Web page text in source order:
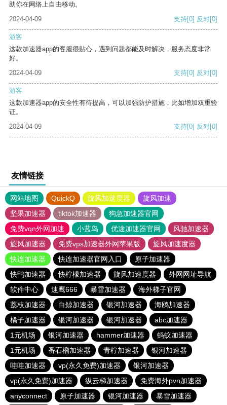
助你在网络上自由移动。
2024-04-09
支持[0] 反对[0]
游客
这款加速器app的客服很贴心，遇到问题都能及时解决，服务态度非常
好。
2024-04-09
支持[0] 反对[0]
游客
这款加速器app的安全性有待提高，可以加强防护措施，比如增加双重验
证。
2024-04-09
支持[0] 反对[0]
友情链接
网站地图 QuickQ 旋风加速度器
旋风加速
坚果加速器
tiktok加速器
狗急加速器官网
免费vqn外网加速
小蓝鸟 优途加速器官网
风驰加速器
旋风加速器
免费vps加速器外网苹果版
旋风加速度器
快连加速器
快连加速器官网入口
原子加速器
快鸭加速器
快柠檬加速器 旋风加速度器
外网网址导航
软件中心
速鹰666 暴雪加速器
海外梯子官网
荔枝加速器
白鲸加速器 银河加速器
海鸥加速器
橘子加速器
银河加速器 银河加速器
abc加速器
1元机场
银河加速器 hammer加速器
蚂蚁加速器
1元机场
番石榴加速器 青柠加速器
银河加速器
哇哇加速器
vp(永久免费)加速器
银河加速器
vp(永久免费)加速器
纵云梯加速器
免费海外pvn加速器
anyconnect
原子加速器 银河加速器 暴雪加速器